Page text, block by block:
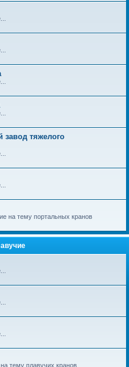
завод тяжелого
на тему портальных кранов
тему плавучих кранов